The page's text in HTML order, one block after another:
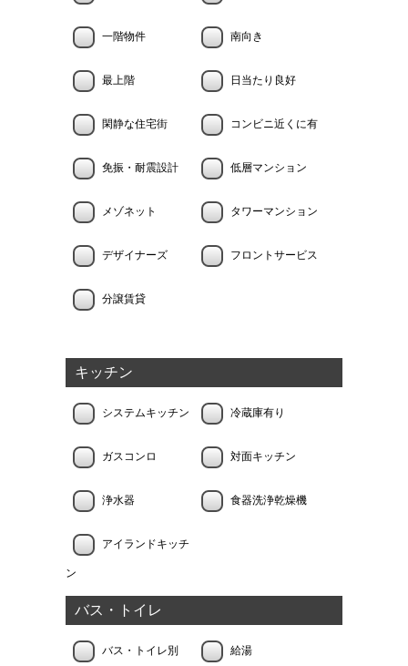
一階物件 南向き
最上階 日当たり良好
閑静な住宅街 コンビニ近くに有
免振・耐震設計 低層マンション
メゾネット タワーマンション
デザイナーズ フロントサービス
分譲賃貸
キッチン
システムキッチン 冷蔵庫有り
ガスコンロ 対面キッチン
浄水器 食器洗浄乾燥機
アイランドキッチ
ン
バス・トイレ
バス・トイレ別 給湯